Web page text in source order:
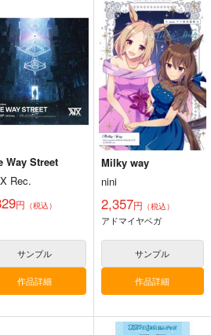
Project 博麗霊夢
サンプル
カート
1,100円（税込）
東方Project
サンプル
カート
Way Street
Rec.
円 （税込）
サンプル
作品詳細
Milky way
nini
2,357円 （税込）
アドマイヤベガ
サンプル
作品詳細